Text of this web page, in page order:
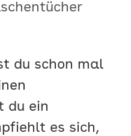
du schon mal
du ein
es sich,